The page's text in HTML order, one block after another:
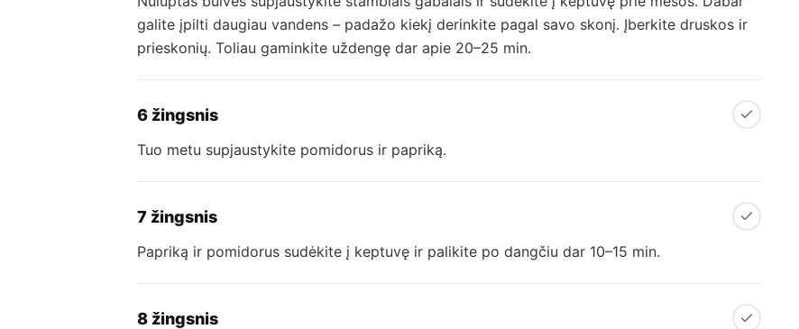
galite įpilti daugiau vandens – padažo kiekį derinkite pagal savo skonį. Įberkite druskos ir
prieskonių. Toliau gaminkite uždengę dar apie 20–25 min.
6 žingsnis
Tuo metu supjaustykite pomidorus ir papriką.
7 žingsnis
Papriką ir pomidorus sudėkite į keptuvę ir palikite po dangčiu dar 10–15 min.
8 žingsnis